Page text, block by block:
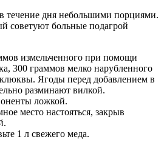
течение дня небольшими порциями.
советуют больные подагрой
измельченного при помощи
300 граммов мелко нарубленного
Ягоды перед добавлением в
разминают вилкой.
ложкой.
место настояться, закрыв
1 л свежего меда.